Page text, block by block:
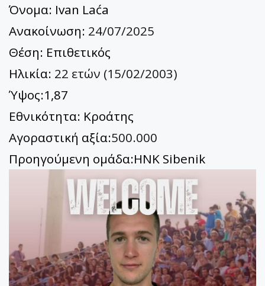
Όνομα: Ivan Laća
Ανακοίνωση: 24/07/2025
Θέση: Επιθετικός
Ηλικία: 22 ετών (15/02/2003)
Ύψος:1,87
Εθνικότητα: Kροάτης
Αγοραστική αξία:500.000
Προηγούμενη ομάδα:HNK Sibenik